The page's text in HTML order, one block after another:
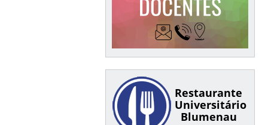
Restaurante
Universitário
Blumenau